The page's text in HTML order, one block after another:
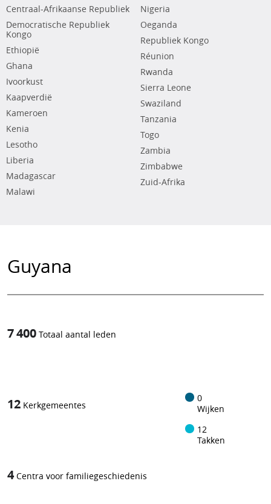
Centraal-Afrikaanse Republiek
Democratische Republiek
Kongo
Ethiopië
Ghana
Ivoorkust
Kaapverdië
Kameroen
Kenia
Lesotho
Liberia
Madagascar
Malawi
Nigeria
Oeganda
Republiek Kongo
Réunion
Rwanda
Sierra Leone
Swaziland
Tanzania
Togo
Zambia
Zimbabwe
Zuid-Afrika
Guyana
7 400 Totaal aantal leden
12 Kerkgemeentes
0
Wijken
12
Takken
4 Centra voor familiegeschiedenis